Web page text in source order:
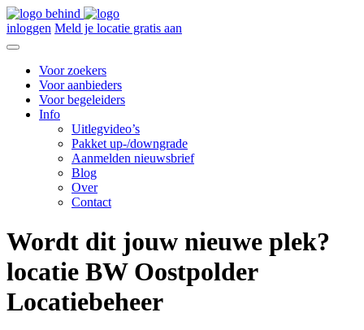
inloggen Meld je locatie gratis aan
Voor zoekers
Voor aanbieders
Voor begeleiders
Info
Uitlegvideo’s
Pakket up-/downgrade
Aanmelden nieuwsbrief
Blog
Over
Contact
Wordt dit jouw nieuwe plek?
locatie BW Oostpolder
Locatiebeheer